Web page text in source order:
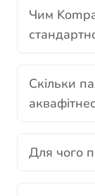
Чим
Скільки
Для чого